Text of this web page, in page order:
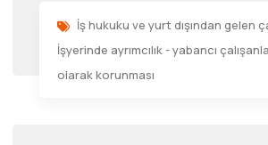
İş hukuku ve yurt dışından gelen
İşyerinde ayrımcılık - yabancı
olarak korunması